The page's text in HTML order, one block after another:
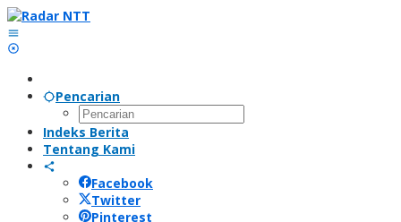
Lewati
ke
konten
Pencarian
Indeks Berita
Tentang Kami
Facebook
Twitter
Pinterest